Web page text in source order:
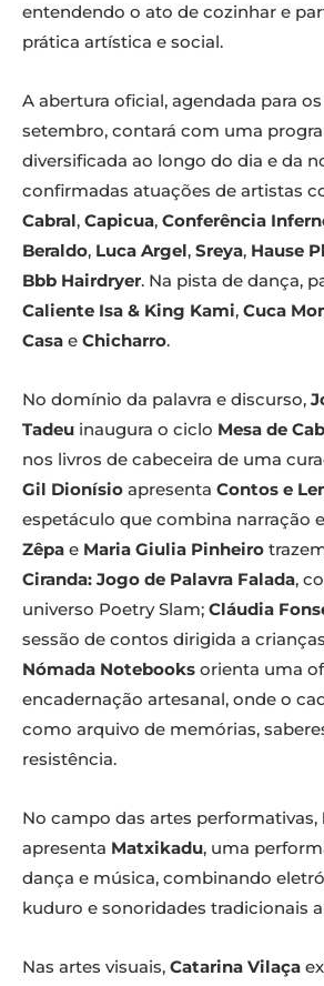
entendendo o ato de cozinhar e
prática artística e social.
A abertura oficial, agendada para os
setembro, contará com uma
diversificada ao longo do dia e da
confirmadas atuações de artistas
Cabral, Capicua, Conferência
Beraldo, Luca Argel, Sreya, Hause
Bbb Hairdryer. Na pista de dança,
Caliente Isa & King Kami, Cuca
Casa e Chicharro.
No domínio da palavra e discurso,
Tadeu inaugura o ciclo Mesa de
nos livros de cabeceira de uma
Gil Dionísio apresenta Contos e
espetáculo que combina narração
Zêpa e Maria Giulia Pinheiro
Ciranda: Jogo de Palavra Falada,
universo Poetry Slam; Cláudia
sessão de contos dirigida a
Nómada Notebooks orienta uma
encadernação artesanal, onde o
como arquivo de memórias,
resistência.
No campo das artes performativas,
apresenta Matxikadu, uma
dança e música, combinando
kuduro e sonoridades tradicionais
Nas artes visuais, Catarina Vilaça